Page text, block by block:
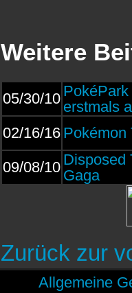
Weitere
05/30/10 erstmals
02/16/16 Pokémon
09/08/10 Disposed
Gaga
Zurück zur
Allgemeine